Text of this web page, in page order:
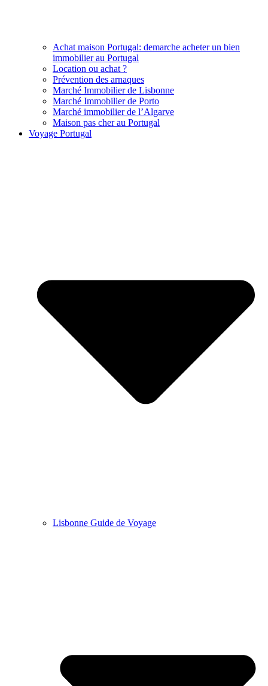
Achat maison Portugal: demarche acheter un bien
immobilier au Portugal
Location ou achat ?
Prévention des arnaques
Marché Immobilier de Lisbonne
Marché Immobilier de Porto
Marché immobilier de l’Algarve
Maison pas cher au Portugal
Voyage Portugal
Lisbonne Guide de Voyage